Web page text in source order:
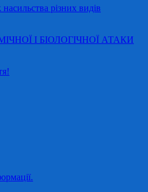
різних видів
І БІОЛОГІЧНОЇ АТАКИ